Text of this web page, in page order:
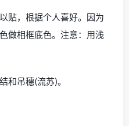
要相同。这关系到后面把
打洞的工作我是在单位用
会轻松一些。但如果自己